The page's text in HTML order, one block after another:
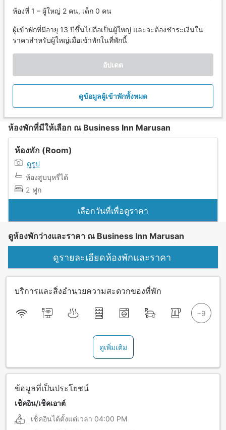
ห้องที่ 1 – ผู้ใหญ่ 2 คน, เด็ก 0 คน
ผู้เข้าพักที่มีอายุ 13 ปีขึ้นไปถือเป็นผู้ใหญ่ และจะต้องชำระเงินใน
ราคาสำหรับผู้ใหญ่เมื่อเข้าพักในที่พักนี้
อัปเดต
ดูข้อมูลผู้เข้าพักทั้งหมด
ห้องพักที่มีให้เลือก ณ Business Inn Marusan
ห้องพัก (Room)
ดูรูป
ห้องสูบบุหรี่ได้
2 ฟูก
เลือกวันที่เพื่อดูราคา
ดูห้องพักว่างและราคา ณ Business Inn Marusan
ดูรายละเอียดห้องพักและราคา
บริการและสิ่งอำนวยความสะดวกของที่พัก
ดูเพิ่มเติม
ข้อมูลที่เป็นประโยชน์
เช็คอิน/เช็คเอาต์
เช็คอินได้ตั้งแต่เวลา 04:00 PM